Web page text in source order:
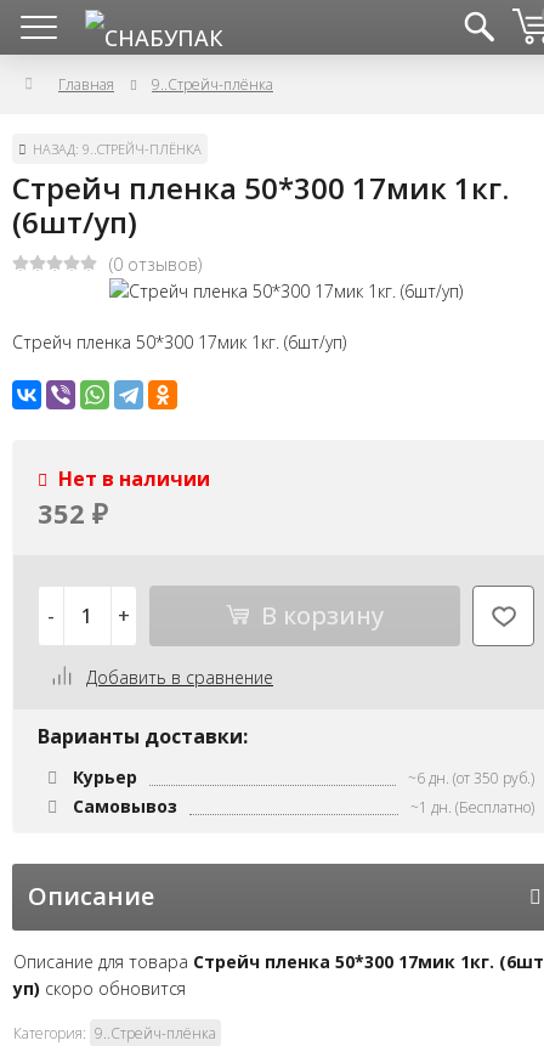
Главная 9..Стрейч-плёнка
НАЗАД: 9..СТРЕЙЧ-ПЛЁНКА
Стрейч пленка 50*300 17мик 1кг.
(6шт/уп)
(0 отзывов)
Стрейч пленка 50*300 17мик 1кг. (6шт/уп)
Нет в наличии
352 ₽
- + В корзину
Добавить в сравнение
Варианты доставки:
Курьер ~6 дн. (от 350 руб.)
Самовывоз ~1 дн. (Бесплатно)
Описание
Описание для товара Стрейч пленка 50*300 17мик 1кг.
уп) скоро обновится
Категория: 9..Стрейч-плёнка